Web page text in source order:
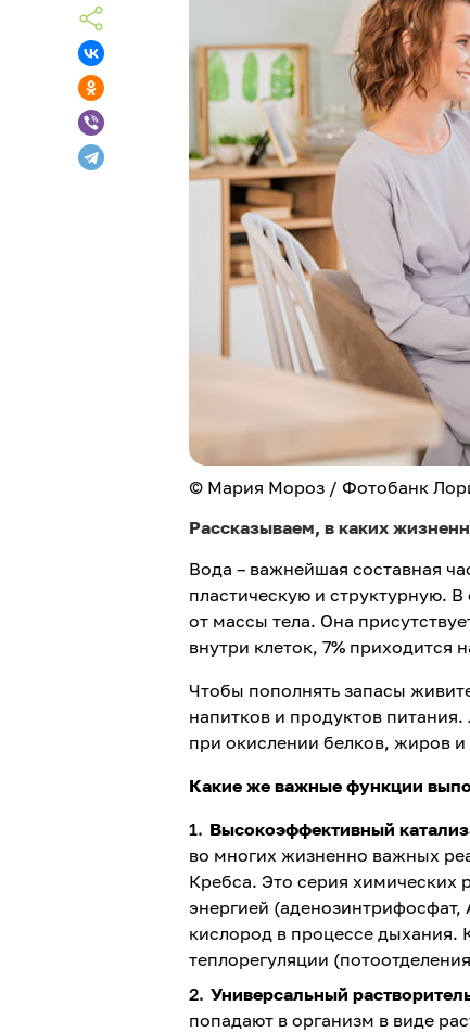
© Мария Мороз / Фотобанк
Рассказываем, в каких
Вода – важнейшая составная
пластическую и структурную.
от массы тела. Она
внутри клеток, 7% приходится
Чтобы пополнять запасы
напитков и продуктов
при окислении белков, жиров и
Какие же важные функции
Высокоэффективный
во многих жизненно важных
Кребса. Это серия химических
энергией
кислород в процессе дыхания.
теплорегуляции
Универсальный
попадают в организм в виде